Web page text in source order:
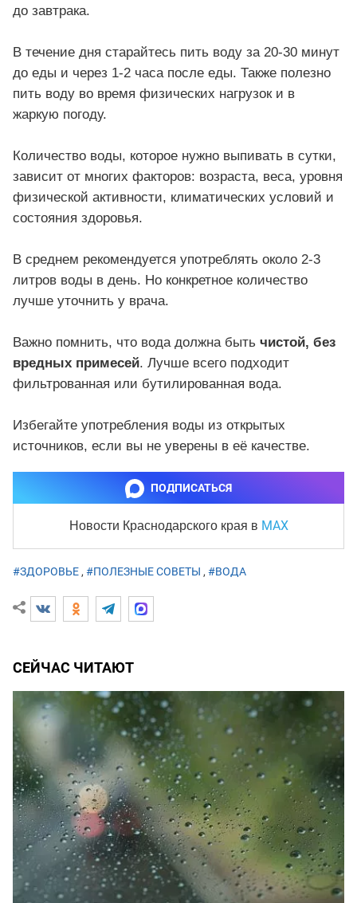
до завтрака.
В течение дня старайтесь пить воду за 20-30 минут
до еды и через 1-2 часа после еды. Также полезно
пить воду во время физических нагрузок и в
жаркую погоду.
Количество воды, которое нужно выпивать в сутки,
зависит от многих факторов: возраста, веса, уровня
физической активности, климатических условий и
состояния здоровья.
В среднем рекомендуется употреблять около 2-3
литров воды в день. Но конкретное количество
лучше уточнить у врача.
Важно помнить, что вода должна быть чистой, без
вредных примесей. Лучше всего подходит
фильтрованная или бутилированная вода.
Избегайте употребления воды из открытых
источников, если вы не уверены в её качестве.
ПОДПИСАТЬСЯ
Новости Краснодарского края в MAX
#ЗДОРОВЬЕ , #ПОЛЕЗНЫЕ СОВЕТЫ , #ВОДА
СЕЙЧАС ЧИТАЮТ